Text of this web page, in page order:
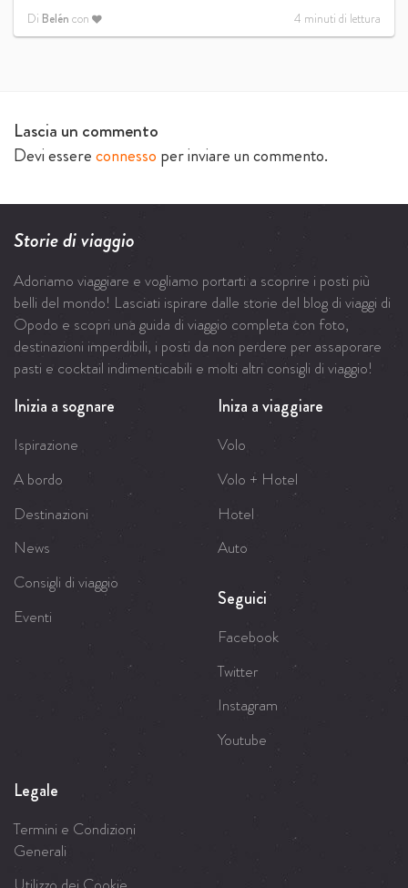
Di Belén con 4 minuti di lettura
Lascia un commento
Devi essereconnesso per inviare un commento.
Storie di viaggio
Adoriamo viaggiare e vogliamo portarti a scoprire i posti più
belli del mondo! Lasciati ispirare dalle storie del blog di viaggi di
Opodo e scopri una guida di viaggio completa con foto,
destinazioni imperdibili, i posti da non perdere per assaporare
pasti e cocktail indimenticabili e molti altri consigli di viaggio!
Inizia a sognare
Ispirazione
A bordo
Destinazioni
News
Consigli di viaggio
Eventi
Iniza a viaggiare
Volo
Volo + Hotel
Hotel
Auto
Seguici
Facebook
Twitter
Instagram
Youtube
Legale
Termini e Condizioni
Generali